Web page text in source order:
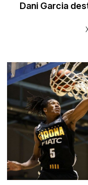
Dani Garcia